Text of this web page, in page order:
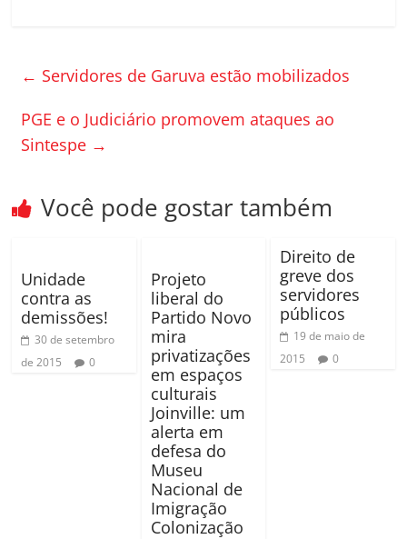
e
o
o
er p
til
← Servidores de Garuva estão mobilizados
PGE e o Judiciário promovem ataques ao
Sintespe →
Você pode gostar também
Unidade
contra as
demissões!
30 de setembro
de 2015
0
Projeto
liberal do
Partido Novo
mira
privatizações
em espaços
culturais
Joinville: um
alerta em
defesa do
Museu
Nacional de
Imigração
Colonização
Direito de
greve dos
servidores
públicos
19 de maio de
2015
0